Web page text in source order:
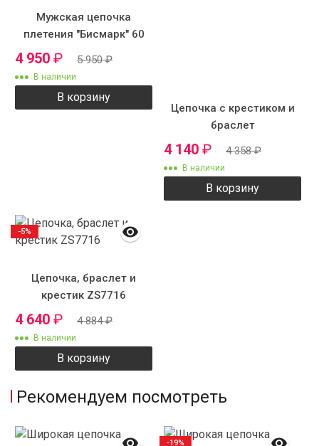
Мужская цепочка
плетения "Бисмарк" 60
4 950 ₽ 5 950₽
В наличии
В корзину
Цепочка с крестиком и
браслет
4 140 ₽ 4 358₽
В наличии
В корзину
Цепочка, браслет и
крестик ZS7716
4 640 ₽ 4 884₽
В наличии
В корзину
-5%
Рекомендуем посмотреть
-19%